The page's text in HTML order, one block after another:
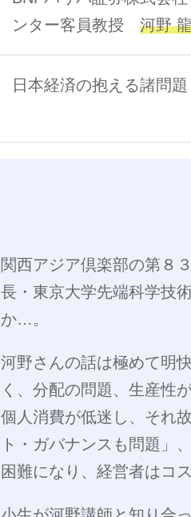
ンター客員教授
河野
日本経済の抱える諸問題
関西アジア倶楽部の第８
長・東京大学先端科学技
か…。
河野さんの話は極めて明
く、分配の問題、生産性
個人消費が低迷し、それ
ト・ガバナンスも問題」
困難になり、経営者はコ